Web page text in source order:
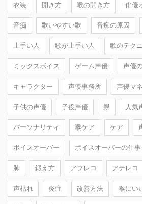
衣装 開き方 喉の開き方 俳優
音痴 歌いやすい歌 音痴の原因
上手い人 歌が上手い人 歌のテク
ミックスボイス ゲーム声優 声優
キャラクター 声優事務所 声優マ
子供の声優 子役声優 親 人気
パーソナリティ 喉ケア ケア
ボイスオーバー ボイスオーバーの仕事
肺 鍛え方 アフレコ アテレコ
声枯れ 炎症 改善方法 喉にい